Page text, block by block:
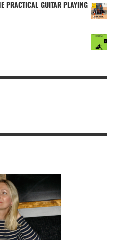
PRACTICAL GUITAR PLAYING